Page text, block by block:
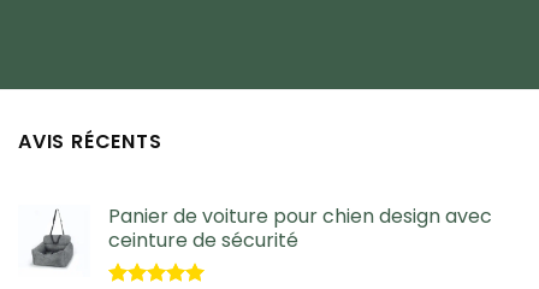
AVIS RÉCENTS
Panier de voiture pour chien design avec
ceinture de sécurité